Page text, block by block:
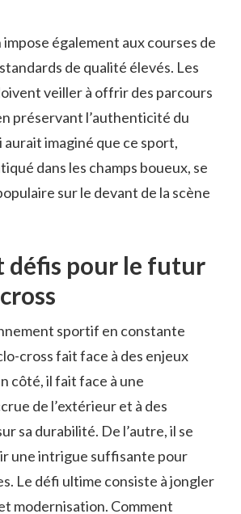
également aux courses de
de qualité élevés. Les
veiller à offrir des parcours
préservant l’authenticité du
aurait imaginé que ce sport,
dans les champs boueux, se
sur le devant de la scène
défis pour le futur
sportif en constante
cross fait face à des enjeux
côté, il fait face à une
de l’extérieur et à des
sa durabilité. De l’autre, il se
une intrigue suffisante pour
Le défi ultime consiste à jongler
modernisation. Comment